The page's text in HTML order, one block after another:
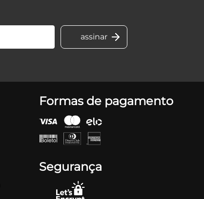
Formas de pagamento
Segurança